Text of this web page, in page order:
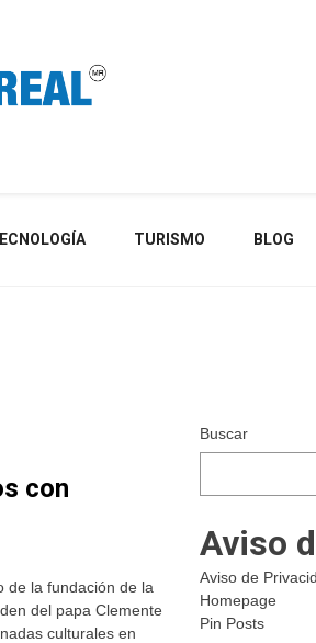
TURISMO BLOG
con
de la fundación de la
del papa Clemente
culturales en
Buscar
Aviso
Aviso de
Homepage
Pin Posts